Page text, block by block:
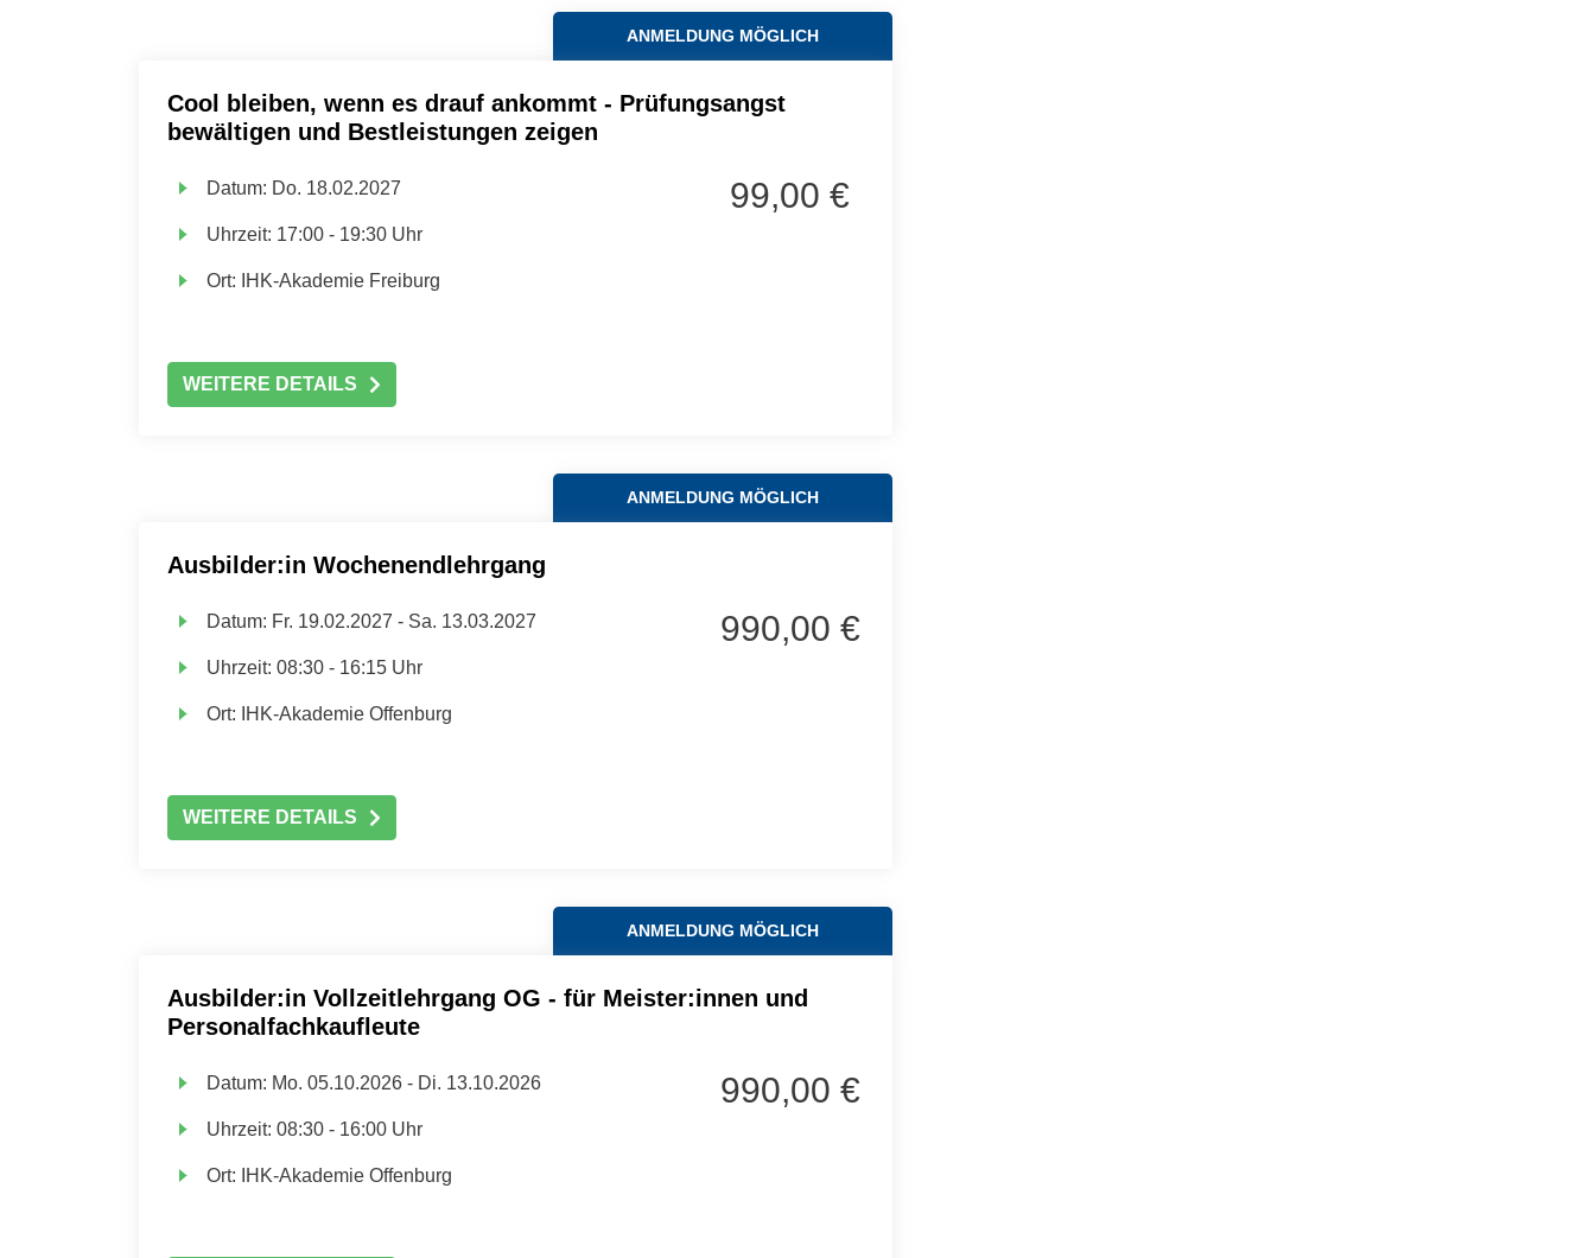
ANMELDUNG MÖGLICH
Cool bleiben, wenn es drauf ankommt - Prüfungsangst
bewältigen und Bestleistungen zeigen
Datum: Do. 18.02.2027
Uhrzeit: 17:00 - 19:30 Uhr
Ort: IHK-Akademie Freiburg
99,00 €
WEITERE DETAILS
ANMELDUNG MÖGLICH
Ausbilder:in Wochenendlehrgang
Datum: Fr. 19.02.2027 - Sa. 13.03.2027
Uhrzeit: 08:30 - 16:15 Uhr
Ort: IHK-Akademie Offenburg
990,00 €
WEITERE DETAILS
ANMELDUNG MÖGLICH
Ausbilder:in Vollzeitlehrgang OG - für Meister:innen und
Personalfachkaufleute
Datum: Mo. 05.10.2026 - Di. 13.10.2026
Uhrzeit: 08:30 - 16:00 Uhr
Ort: IHK-Akademie Offenburg
990,00 €